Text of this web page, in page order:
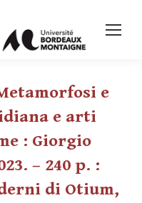
e
e arti
: Giorgio
– 240 p. :
di Otium,